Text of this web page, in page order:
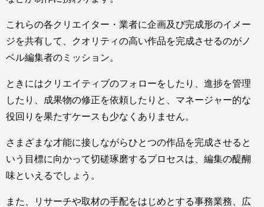
これらの各クリエイター・業者に企画及び完成形のイメー
ジを共有して、クオリティの高い作品を完成させるのがノ
ベル編集者のミッション。
ときにはクリエイティブのフォローをしたり、進捗を管理
したり、成果物の修正を依頼したりと、マネージャー的な
役回りを果たすケースも少なくありません。
さまざまな才能に接しながらひとつの作品を完成させると
いう目標に向かって切磋琢磨するプロセスは、編集の醍醐
味といえるでしょう。
また、リサーチや取材の手配をはじめとする事務業務、広